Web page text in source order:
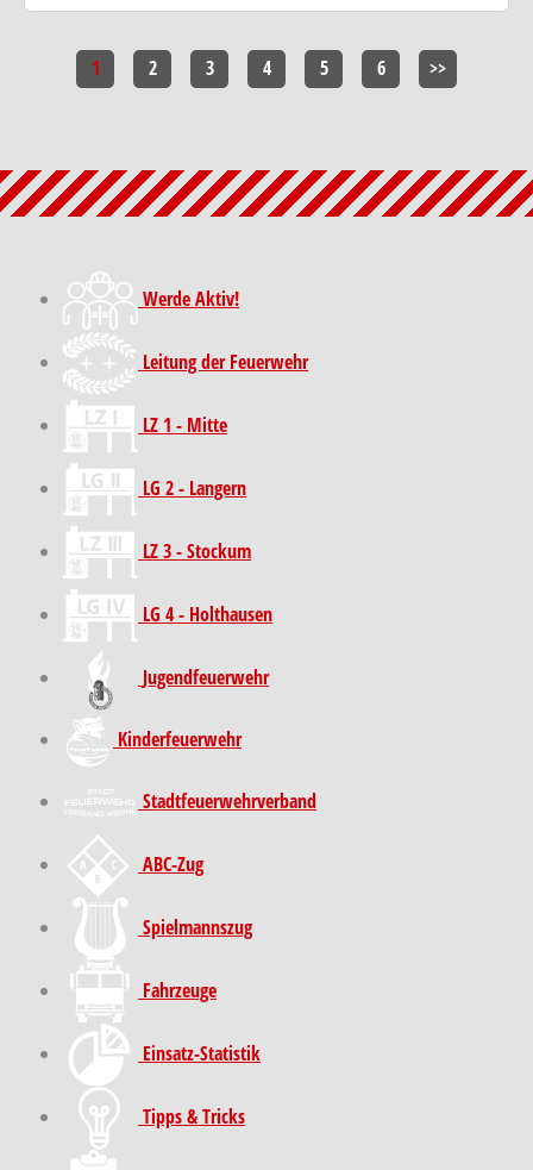
1 2 3 4 5 6 >>
Werde Aktiv!
Leitung der Feuerwehr
LZ 1 - Mitte
LG 2 - Langern
LZ 3 - Stockum
LG 4 - Holthausen
Jugendfeuerwehr
Kinder­feuer­wehr
Stadt­feuer­wehr­verband
ABC-Zug
Spielmannszug
Fahrzeuge
Einsatz-Statistik
Tipps & Tricks